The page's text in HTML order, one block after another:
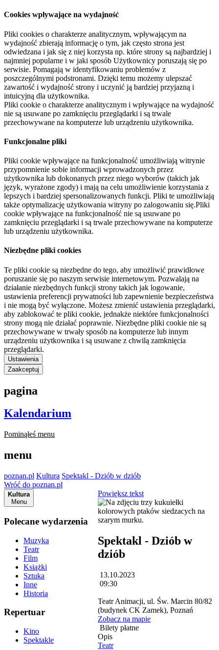
Cookies wpływające na wydajność
Pliki cookies o charakterze analitycznym, wpływającym na
wydajność zbierają informację o tym, jak często strona jest
odwiedzana i jak się z niej korzysta np. które strony są najbardziej i
najmniej popularne i w jaki sposób Użytkownicy poruszają się po
serwisie. Pomagają w identyfikowaniu problemów z
poszczególnymi podstronami. Dzięki temu możemy ulepszać
zawartość i wydajność strony i uczynić ją bardziej przyjazną i
intuicyjną dla użytkownika.
Pliki cookie o charakterze analitycznym i wpływające na wydajność
nie są usuwane po zamknięciu przeglądarki i są trwale
przechowywane na komputerze lub urządzeniu użytkownika.
Funkcjonalne pliki
Pliki cookie wpływające na funkcjonalność umożliwiają witrynie
przypomnienie sobie informacji wprowadzonych przez
użytkownika lub dokonanych przez niego wyborów (takich jak
język, wyrażone zgody) i mają na celu umożliwienie korzystania z
lepszych i bardziej spersonalizowanych funkcji. Pliki te umożliwiają
także optymalizację użytkowania witryny po zalogowaniu się.Pliki
cookie wpływające na funkcjonalność nie są usuwane po
zamknięciu przeglądarki i są trwale przechowywane na komputerze
lub urządzeniu użytkownika.
Niezbędne pliki cookies
Te pliki cookie są niezbędne do tego, aby umożliwić prawidłowe
poruszanie się po naszym serwisie internetowym. Pozwalają na
działanie niezbędnych funkcji strony takich jak logowanie,
ustawienia preferencji prywatności lub zapewnienie bezpieczeństwa
i nie mogą być wyłączone. Możesz zmienić ustawienia przeglądarki,
aby zablokować te pliki cookie, jednakże niektóre funkcjonalności
strony mogą nie działać poprawnie. Niezbędne pliki cookie nie są
przechowywane w trwały sposób na komputerze lub innym
urządzeniu użytkownika i są usuwane z chwilą zamknięcia
przeglądarki.
Ustawienia
Zaakceptuj
pagina
Kalendarium
Pominąłeś menu
menu
poznan.pl Kultura Spektakl - Dziób w dziób
Wróć do poznan.pl
Kultura
Menu
Polecane wydarzenia
Muzyka
Teatr
Film
Książki
Sztuka
Inne
Historia
Repertuar
Kino
Spektakle
Powiększ tekst
Spektakl - Dziób w
dziób
13.10.2023
09:30
Teatr Animacji, ul. Św. Marcin 80/82
(budynek CK Zamek), Poznań
Zobacz na mapie
Bilety płatne
Opis
Teatr